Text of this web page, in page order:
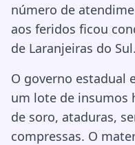
número de
aos feridos ficou
de Laranjeiras do Sul.
O governo estadual
um lote de insumos
de soro, ataduras,
compressas. O